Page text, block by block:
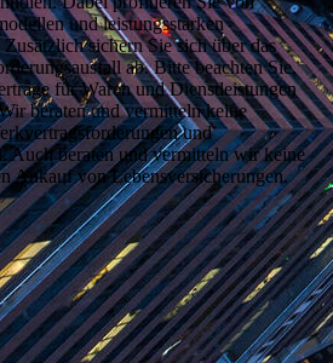
und leistungsstarken
sichern Sie sich über das
ab. Bitte beachten Sie,
für Waren und Dienstleistungen
beraten und vermitteln keine
und
Auch beraten und vermitteln wir keine
Ankauf von Lebensversicherungen.